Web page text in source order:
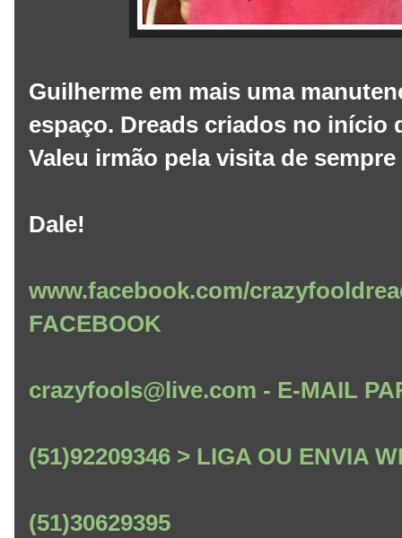
Guilherme em mais uma
espaço. Dreads criados no início
Valeu irmão pela visita de
Dale!
www.facebook.com/
FACEBOOK
crazyfools@live.com - E-MAIL
(51)92209346 > LIGA OU ENVIA
(51)30629395